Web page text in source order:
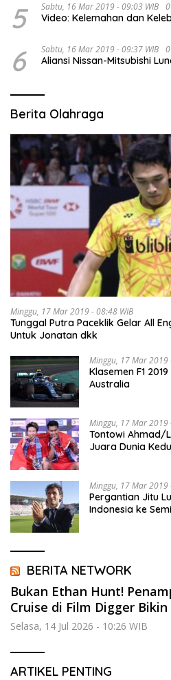
5 Sabtu, 16 Mar 2019 - 09:03 WIB
Video: Kelemahan dan
6 Sabtu, 16 Mar 2019 - 09:37 WIB
Aliansi Nissan-Mitsubishi
Berita Olahraga
Minggu, 17 Mar 2019 - 08:48 WIB
Tunggal Putra Paceklik Gelar All
Untuk Jonatan dkk
Minggu, 17 Mar 2019
Klasemen F1
Australia
Minggu, 17 Mar 2019
Tontowi Ahmad/
Juara Dunia
Minggu, 17 Mar 2019
Pergantian Jitu
Indonesia ke
BERITA NETWORK
Bukan Ethan Hunt!
Cruise di Film Digger
Selasa, 14 Jul 2026 - 10:26 WIB
ARTIKEL PENTING